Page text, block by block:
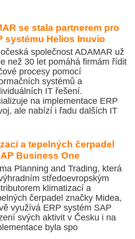
se stala partnerem pro
systému Helios Inuvio
společnost ADAMAR už
než 30 let pomáhá firmám řídit
procesy pomocí
systémů a
IT řešení.
na implementace ERP
ale nabízí i řadu dalších IT
a tepelných čerpadel
Business One
Planning and Trading, která
středoevropským
klimatizací a
čerpadel značky Midea,
využívá ERP systém SAP
svých aktivit v Česku i na
byla spo